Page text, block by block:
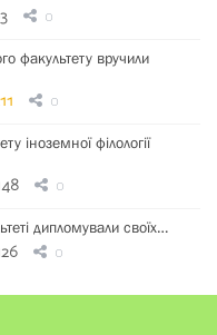
0
факультету вручили
0
іноземної філології
0
дипломували своїх…
0